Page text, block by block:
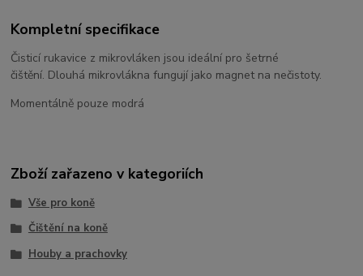
Kompletní specifikace
Čisticí rukavice z mikrovláken jsou ideální pro šetrné
čištění. Dlouhá mikrovlákna fungují jako magnet na nečistoty.
Momentálně pouze modrá
Zboží zařazeno v kategoriích
Vše pro koně
Čištění na koně
Houby a prachovky